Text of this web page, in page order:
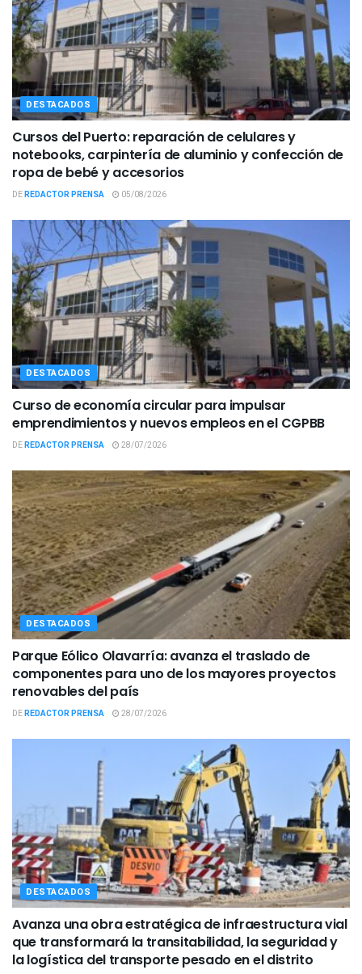
DESTACADOS
Cursos del Puerto: reparación de celulares y
notebooks, carpintería de aluminio y confección de
ropa de bebé y accesorios
DEREDACTOR PRENSA 05/08/2026
DESTACADOS
Curso de economía circular para impulsar
emprendimientos y nuevos empleos en el CGPBB
DEREDACTOR PRENSA 28/07/2026
DESTACADOS
Parque Eólico Olavarría: avanza el traslado de
componentes para uno de los mayores proyectos
renovables del país
DEREDACTOR PRENSA 28/07/2026
DESTACADOS
Avanza una obra estratégica de infraestructura vial
que transformará la transitabilidad, la seguridad y
la logística del transporte pesado en el distrito